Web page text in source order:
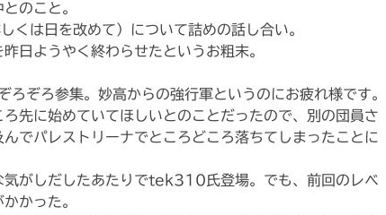
のこと。
くは日を改めて）について詰めの話し合い。
日ようやく終わらせたというお粗末。
ぞろ参集。妙高からの強行軍というのにお疲れ様です。
先に始めていてほしいとのことだったので、別の団員さ
でパレストリーナでところどころ落ちてしまったことに
気がしだしたあたりでtek310氏登場。でも、前回のレベ
かった。